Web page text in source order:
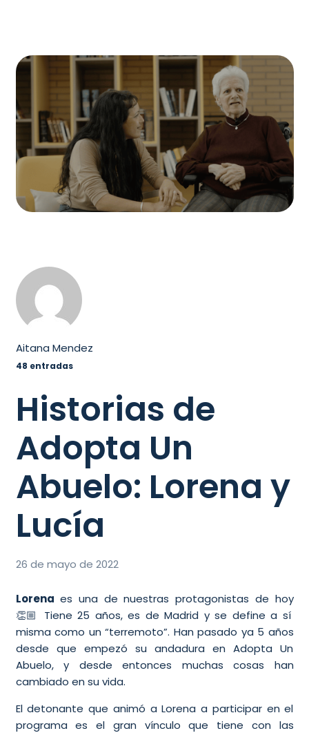
Aitana Mendez
48 entradas
Historias de
Adopta Un
Abuelo: Lorena y
Lucía
26 de mayo de 2022
Lorena es una de nuestras protagonistas de hoy
👏🏼 Tiene 25 años, es de Madrid y se define a sí
misma como un “terremoto”. Han pasado ya 5 años
desde que empezó su andadura en Adopta Un
Abuelo, y desde entonces muchas cosas han
cambiado en su vida.
El detonante que animó a Lorena a participar en el
programa es el gran vínculo que tiene con las